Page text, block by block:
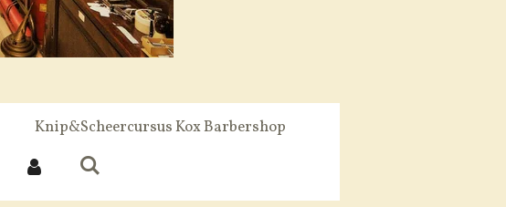
Knip&Scheercursus Kox Barbershop